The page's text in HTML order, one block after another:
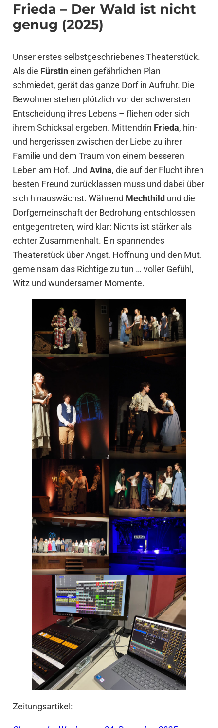
Frieda – Der Wald ist nicht
genug (2025)
Unser erstes selbstgeschriebenes Theaterstück.
Als die Fürstineinen gefährlichen Plan
schmiedet, gerät das ganze Dorf in Aufruhr. Die
Bewohner stehen plötzlich vor der schwersten
Entscheidung ihres Lebens – fliehen oder sich
ihrem Schicksal ergeben. Mittendrin Frieda, hin-
und hergerissen zwischen der Liebe zu ihrer
Familie und dem Traum von einem besseren
Leben am Hof. UndAvina, die auf der Flucht ihren
besten Freund zurücklassen muss und dabei über
sich hinauswächst. Während Mechthild und die
Dorfgemeinschaft der Bedrohung entschlossen
entgegentreten, wird klar: Nichts ist stärker als
echter Zusammenhalt. Ein spannendes
Theaterstück über Angst, Hoffnung und den Mut,
gemeinsam das Richtige zu tun … voller Gefühl,
Witz und wundersamer Momente.
Zeitungsartikel: